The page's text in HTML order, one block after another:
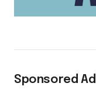
Sponsored Ad